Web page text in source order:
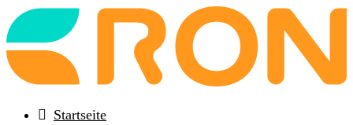
Back
to
frontpage
Startseite